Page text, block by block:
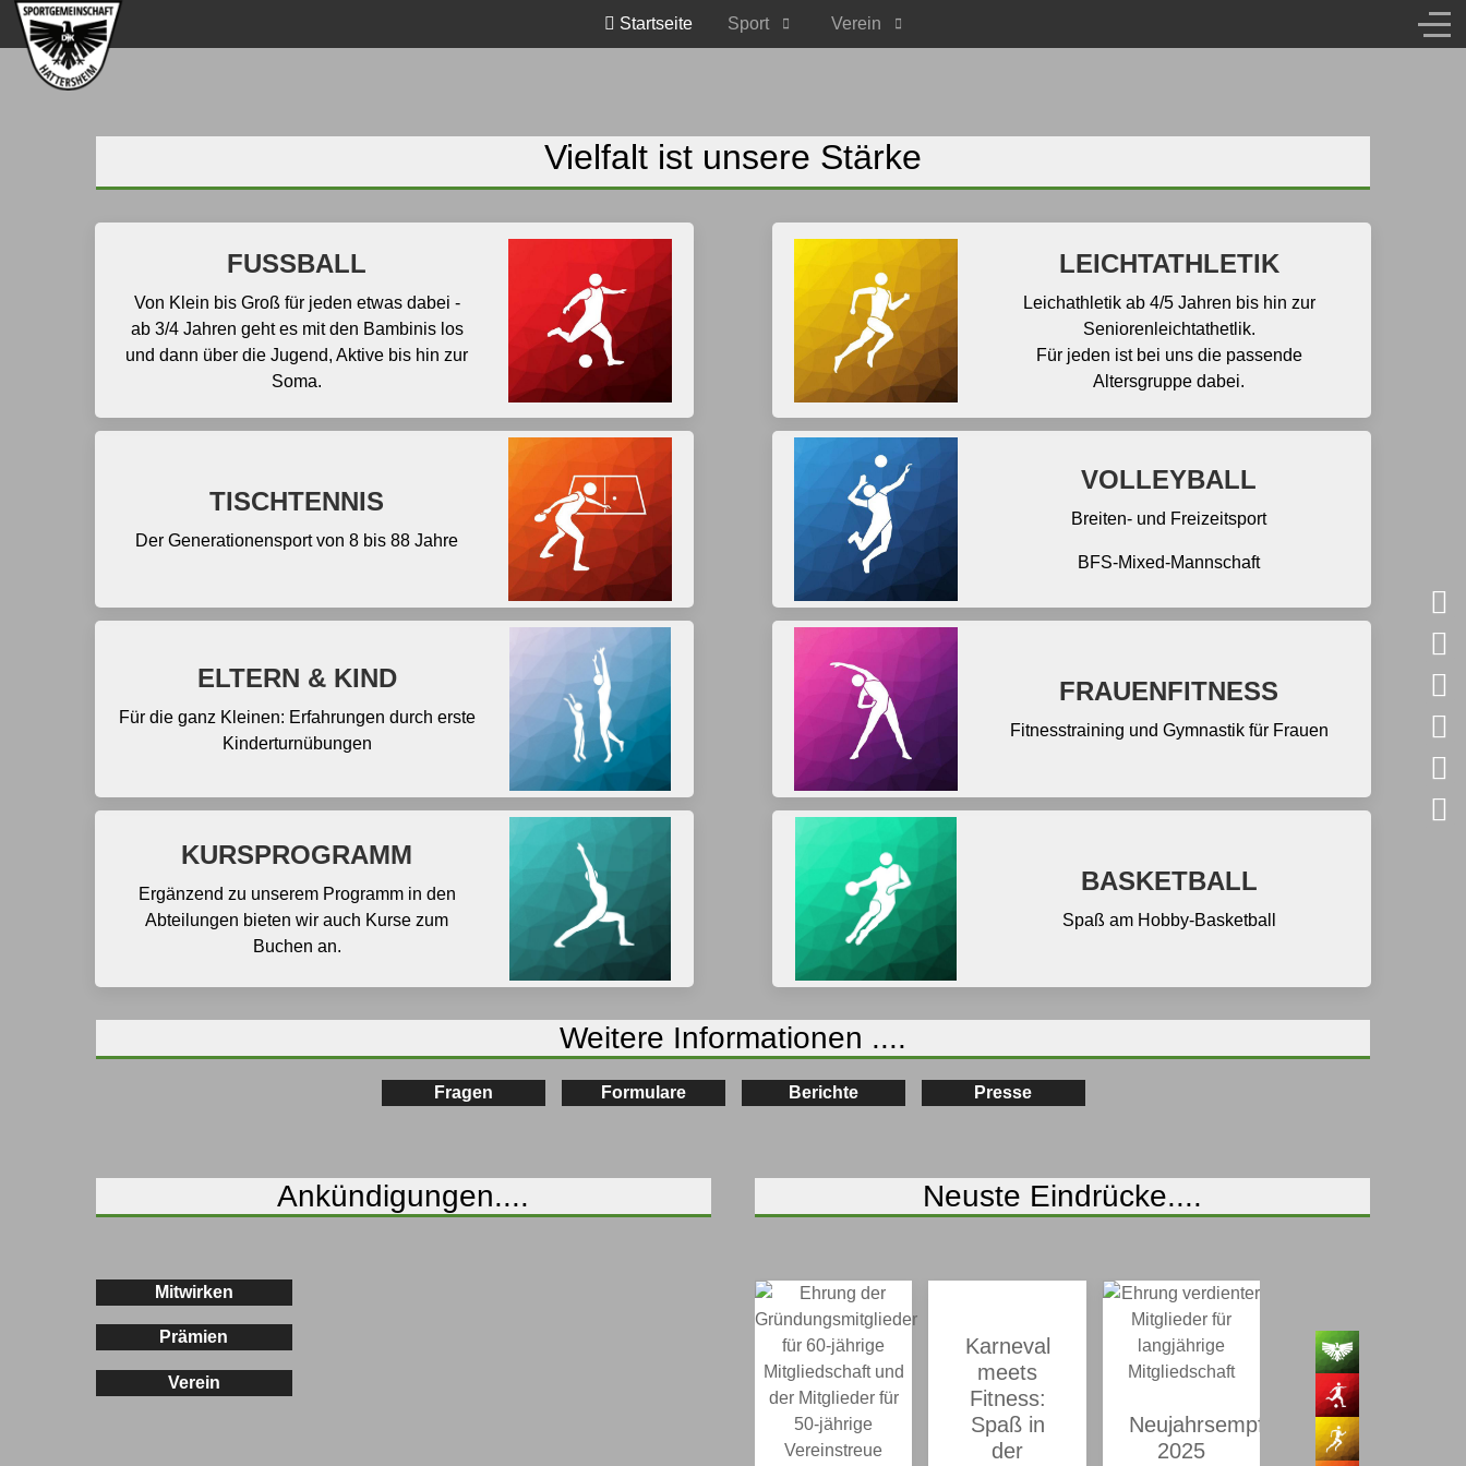
Startseite Sport Verein
Vielfalt ist unsere Stärke
FUSSBALL
Von Klein bis Groß für jeden etwas dabei -
ab 3/4 Jahren geht es mit den Bambinis los
und dann über die Jugend, Aktive bis hin zur
Soma.
LEICHTATHLETIK
Leichathletik ab 4/5 Jahren bis hin zur
Seniorenleichtathetlik.
Für jeden ist bei uns die passende
Altersgruppe dabei.
TISCHTENNIS
Der Generationensport von 8 bis 88 Jahre
VOLLEYBALL
Breiten- und Freizeitsport
BFS-Mixed-Mannschaft
ELTERN & KIND
Für die ganz Kleinen: Erfahrungen durch erste
Kinderturnübungen
FRAUENFITNESS
Fitnesstraining und Gymnastik für Frauen
KURSPROGRAMM
Ergänzend zu unserem Programm in den
Abteilungen bieten wir auch Kurse zum
Buchen an.
BASKETBALL
Spaß am Hobby-Basketball
Weitere Informationen ....
Fragen Formulare Berichte Presse
Ankündigungen.... Neuste Eindrücke....
Mitwirken
Prämien
Verein
Karneval
meets
Fitness:
Spaß in
der
Neujahrsempfang
2025
Mit
Altbewährtem
ins Neue
Jahr